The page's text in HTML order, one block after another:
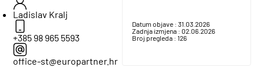
Ladislav Kralj
+385 98 965 5593
office-st@europartner.hr
Datum objave : 31.03.2026
Zadnja izmjena : 02.06.2026
Broj pregleda : 126